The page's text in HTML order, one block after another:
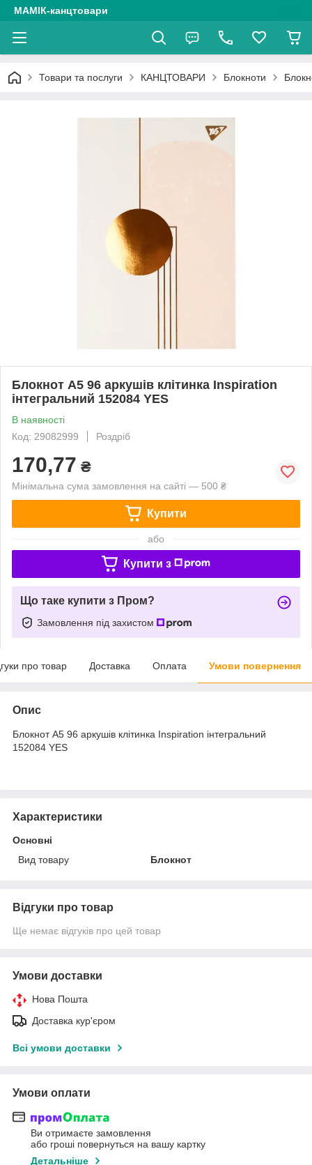
МАМІК-канцтовари
Товари та послуги КАНЦТОВАРИ Блокноти
Блокнот A5 96 аркушів клітинка Inspiration
інтегральний 152084 YES
В наявності
Код: 29082999
Роздріб
170,77 ₴
Мінімальна сума замовлення на сайті — 500 ₴
Купити
або
Купити з
Що таке купити з Пром?
Замовлення під захистом
про товар Доставка Оплата Умови повернення
Опис
Блокнот A5 96 аркушів клітинка Inspiration інтегральний
152084 YES
Характеристики
Основні
Вид товару
Блокнот
Відгуки про товар
Ще немає відгуків про цей товар
Умови доставки
Нова Пошта
Доставка кур'єром
Всі умови доставки
Умови оплати
Ви отримаєте замовлення
або гроші повернуться на вашу картку
Детальніше